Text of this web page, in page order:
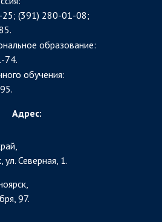
(391) 280-01-08;
образование:
74.
обучения:
Адрес:
ул. Северная, 1.
97.